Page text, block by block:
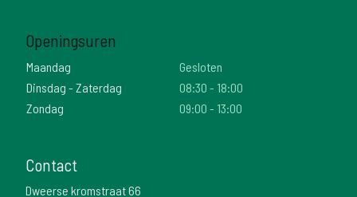
Openingsuren
Maandag
Gesloten
Dinsdag - Zaterdag
08:30 - 18:00
Zondag
09:00 - 13:00
Contact
Dweerse kromstraat 66